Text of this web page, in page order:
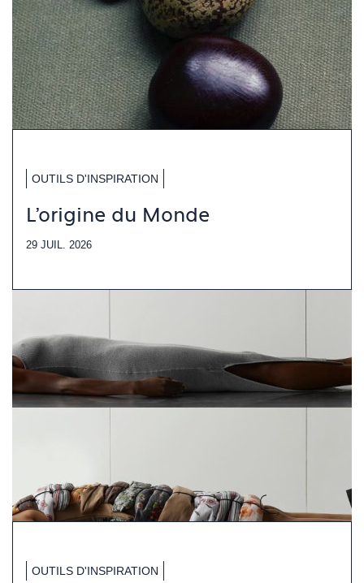
OUTILS D'INSPIRATION
L'origine du Monde
29 JUIL. 2026
OUTILS D'INSPIRATION